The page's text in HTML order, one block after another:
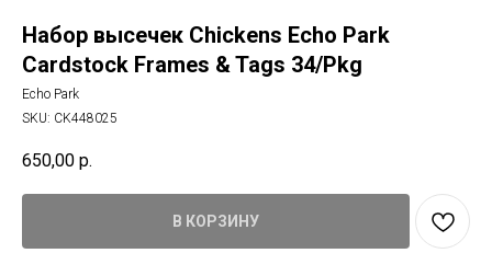
Набор высечек Chickens Echo Park
Cardstock Frames & Tags 34/Pkg
Echo Park
SKU: CK448025
650,00 р.
В КОРЗИНУ